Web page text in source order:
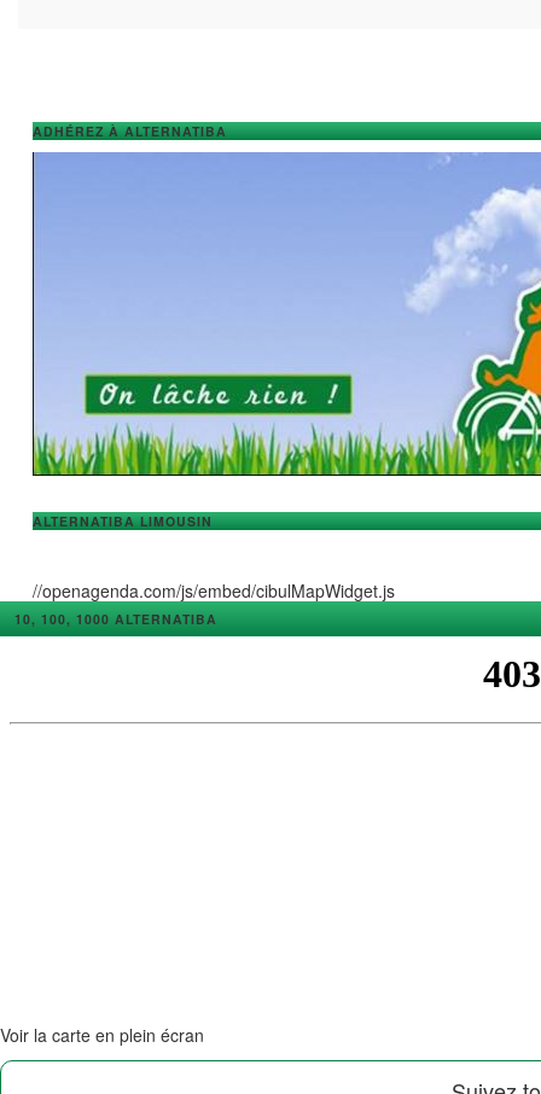
ADHÉREZ À ALTERNATIBA
ALTERNATIBA LIMOUSIN
//openagenda.com/js/embed/cibulMapWidget.js
10, 100, 1000 ALTERNATIBA
Voir la carte en plein écran